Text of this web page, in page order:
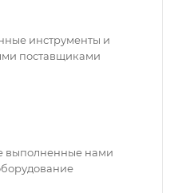
инструменты и
поставщиками
выполненные нами